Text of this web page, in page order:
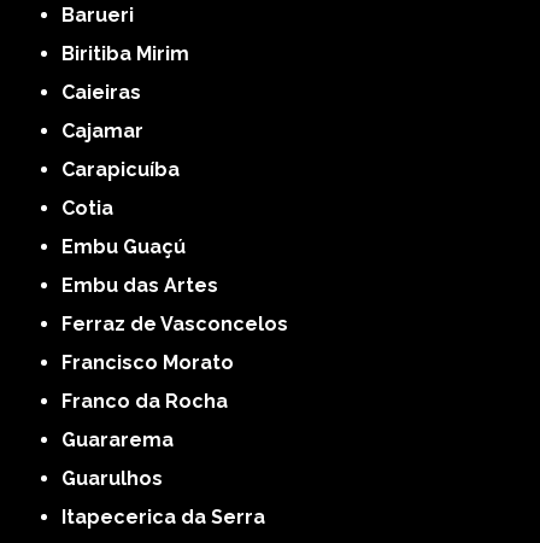
Barueri
Biritiba Mirim
Caieiras
Cajamar
Carapicuíba
Cotia
Embu Guaçú
Embu das Artes
Ferraz de Vasconcelos
Francisco Morato
Franco da Rocha
Guararema
Guarulhos
Itapecerica da Serra